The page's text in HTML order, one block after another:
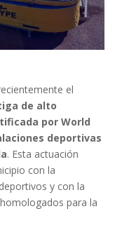
el
de alto
por World
deportivas
. Esta actuación
con la
y con la
para la